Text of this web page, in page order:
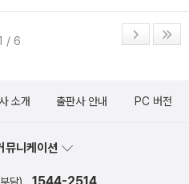
/ 6
소개 출판사 안내 PC 버전
뮤니케이션